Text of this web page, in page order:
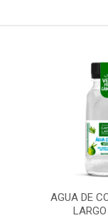
AGUA DE